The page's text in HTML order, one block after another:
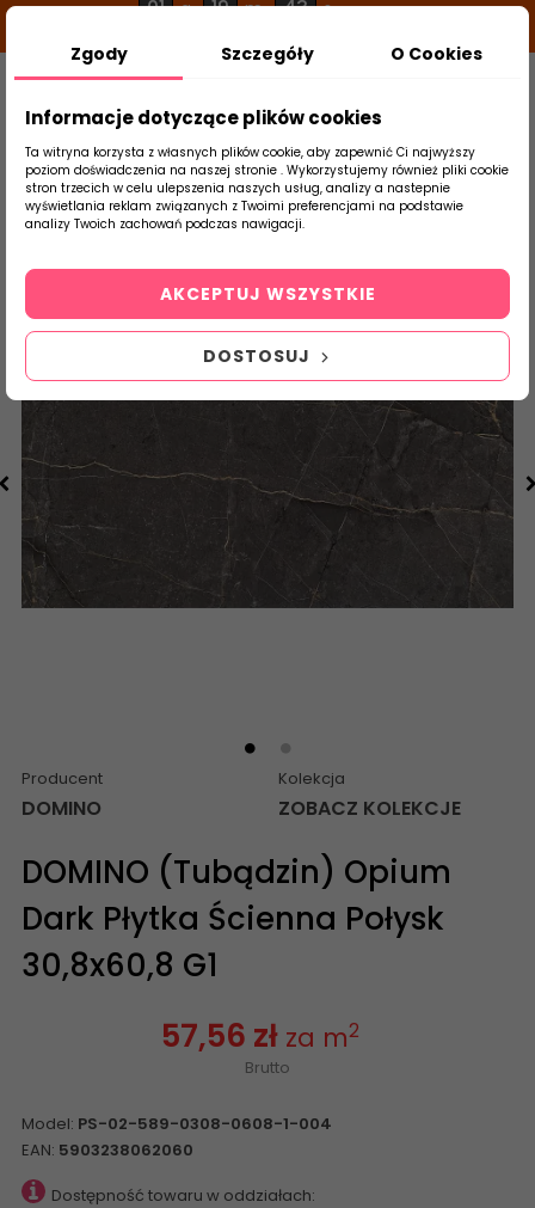
01 g 19 m 43 s
Szukaj
produktu
Strona Główna Płytki Łazienkowe
Producent
DOMINO
Kolekcja
ZOBACZ KOLEKCJE
DOMINO (Tubądzin) Opium
Dark Płytka Ścienna Połysk
30,8x60,8 G1
57,56 zł za m2
Brutto
Model: PS-02-589-0308-0608-1-004
EAN: 5903238062060
Dostępność towaru w oddziałach:
Zgody Szczegóły O Cookies
Informacje dotyczące plików cookies
Ta witryna korzysta z własnych plików cookie, aby zapewnić Ci najwyższy
poziom doświadczenia na naszej stronie . Wykorzystujemy również pliki cookie
stron trzecich w celu ulepszenia naszych usług, analizy a nastepnie
wyświetlania reklam związanych z Twoimi preferencjami na podstawie
analizy Twoich zachowań podczas nawigacji.
DOSTOSUJ
AKCEPTUJ WSZYSTKIE